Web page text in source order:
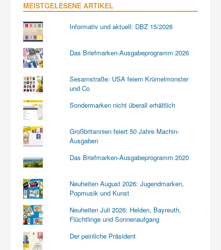
MEISTGELESENE ARTIKEL
Informativ und aktuell: DBZ 15/2026
Das Briefmarken-Ausgabeprogramm 2026
Sesamstraße: USA feiern Krümelmonster
und Co
Sondermarken nicht überall erhältlich
Großbritannien feiert 50 Jahre Machin-
Ausgaben
Das Briefmarken-Ausgabeprogramm 2020
Neuheiten August 2026: Jugendmarken,
Popmusik und Kunst
Neuheiten Juli 2026: Helden, Bayreuth,
Flüchtlinge und Sonnenaufgang
Der peinliche Präsident